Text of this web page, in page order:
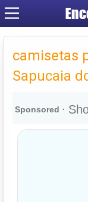
camisetas
Sapucaia